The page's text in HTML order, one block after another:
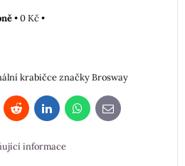
•0 Kč•
krabičce značky Brosway
RedditLinkedInWhatsApp
E-
mail
informace